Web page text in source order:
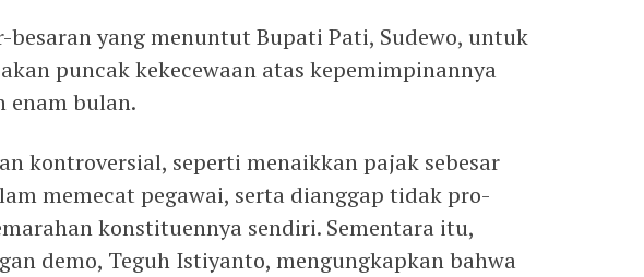
besaran yang menuntut Bupati Pati, Sudewo, untuk
puncak kekecewaan atas kepemimpinannya
enam bulan.
kontroversial, seperti menaikkan pajak sebesar
memecat pegawai, serta dianggap tidak pro-
konstituennya sendiri. Sementara itu,
demo, Teguh Istiyanto, mengungkapkan bahwa